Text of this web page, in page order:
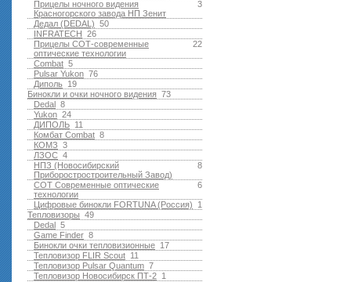
3
Прицелы ночного видения
Красногорского завода НП Зенит
50
Дедал (DEDAL)
26
INFRATECH
22
Прицелы СОТ-современные
оптические технологии
5
Combat
76
Pulsar Yukon
19
Диполь
73
Бинокли и очки ночного видения
8
Dedal
24
Yukon
11
ДИПОЛЬ
8
Комбат Combat
3
КОМЗ
4
ЛЗОС
8
НПЗ (Новосибирский
Приборостростроительный Завод)
6
СОТ Современные оптические
технологии
1
Цифровые бинокли FORTUNA (Россия)
49
Тепловизоры
5
Dedal
8
Game Finder
17
Бинокли очки тепловизионные
11
Тепловизор FLIR Scout
7
Тепловизор Pulsar Quantum
1
Тепловизор Новосибирск ПТ-2